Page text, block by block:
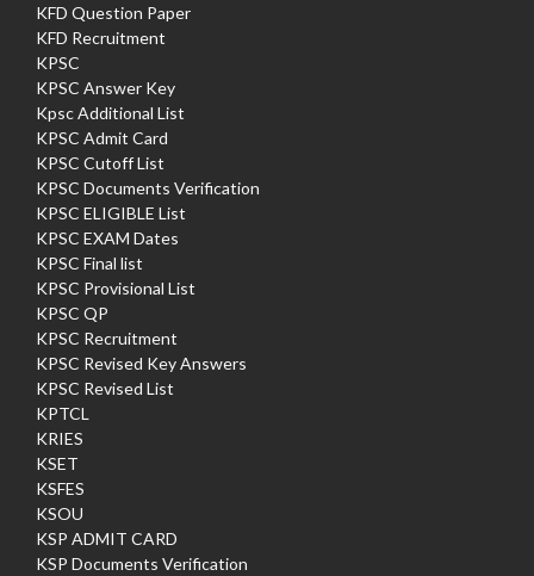
KFD Question Paper
KFD Recruitment
KPSC
KPSC Answer Key
Kpsc Additional List
KPSC Admit Card
KPSC Cutoff List
KPSC Documents Verification
KPSC ELIGIBLE List
KPSC EXAM Dates
KPSC Final list
KPSC Provisional List
KPSC QP
KPSC Recruitment
KPSC Revised Key Answers
KPSC Revised List
KPTCL
KRIES
KSET
KSFES
KSOU
KSP ADMIT CARD
KSP Documents Verification